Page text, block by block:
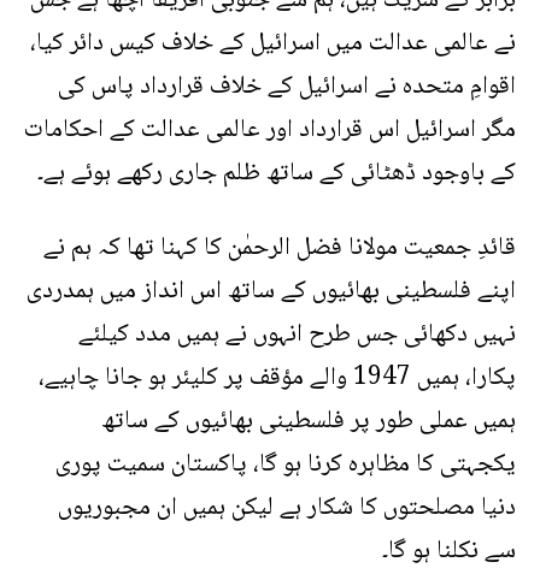
نے عالمی عدالت میں اسرائیل کے خلاف کیس دائر کیا،
اقوامِ متحدہ نے اسرائیل کے خلاف قرارداد پاس کی
مگر اسرائیل اس قرارداد اور عالمی عدالت کے احکامات
کے باوجود ڈھٹائی کے ساتھ ظلم جاری رکھے ہوئے ہے۔
قائدِ جمعیت مولانا فضل الرحمٰن کا کہنا تھا کہ ہم نے
اپنے فلسطینی بھائیوں کے ساتھ اس انداز میں ہمدردی
نہیں دکھائی جس طرح انہوں نے ہمیں مدد کیلئے
پکارا، ہمیں 1947 والے مؤقف پر کلیئر ہو جانا چاہیے،
ہمیں عملی طور پر فلسطینی بھائیوں کے ساتھ
یکجہتی کا مظاہرہ کرنا ہو گا، پاکستان سمیت پوری
دنیا مصلحتوں کا شکار ہے لیکن ہمیں ان مجبوریوں
سے نکلنا ہو گا۔